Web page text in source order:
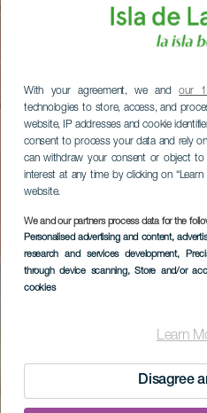
With your agreement, we andour
technologies to store, access, and
website, IP addresses and cookie
consent to process your data and rely
can withdraw your consent or object
interest at any time by clicking on
website.
We and our partners process data for the
Personalised advertising and content,
research and services development,
through device scanning, Store and/or
cookies
Learn
Disagree